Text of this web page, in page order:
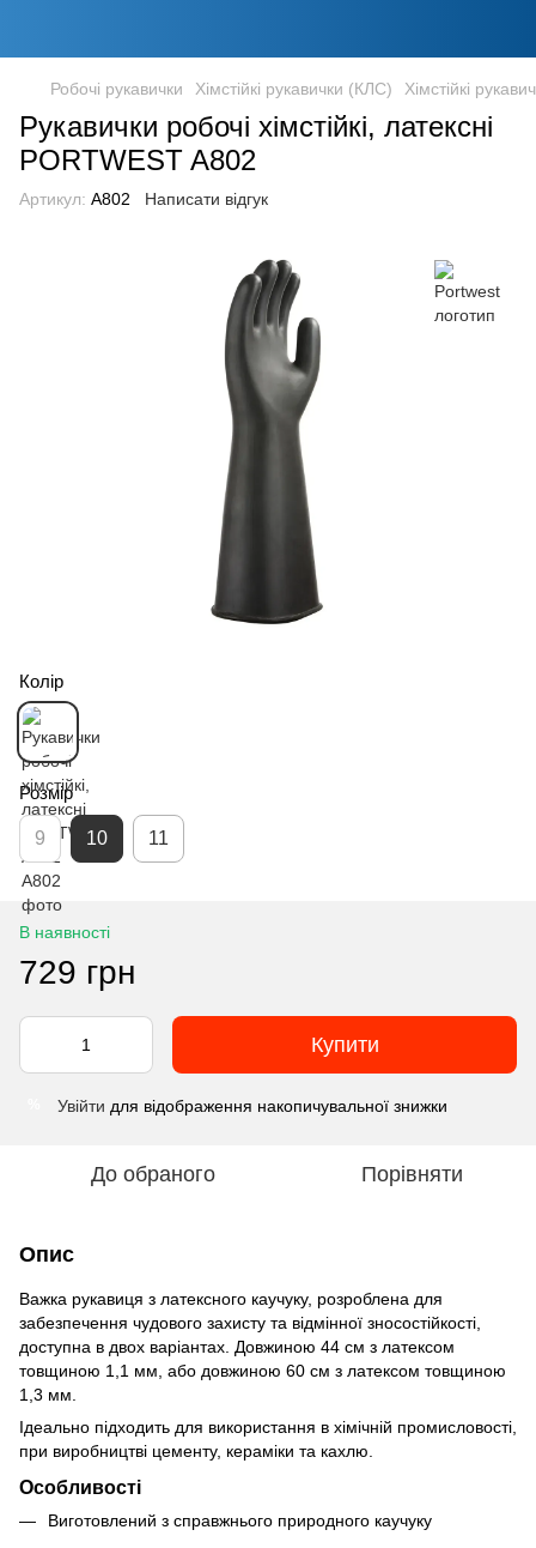
Робочі рукавички Хімстійкі рукавички (КЛС) Хімстійкі
Рукавички робочі хімстійкі, латексні
PORTWEST A802
Артикул: A802 Написати відгук
Колір
Розмір
9 10 11
В наявності
729 грн
Купити
Увійти для відображення накопичувальної знижки
До обраного Порівняти
Опис
Важка рукавиця з латексного каучуку, розроблена для
забезпечення чудового захисту та відмінної зносостійкості,
доступна в двох варіантах. Довжиною 44 см з латексом
товщиною 1,1 мм, або довжиною 60 см з латексом товщиною
1,3 мм.
Ідеально підходить для використання в хімічній промисловості,
при виробництві цементу, кераміки та кахлю.
Особливості
Виготовлений з справжнього природного каучуку